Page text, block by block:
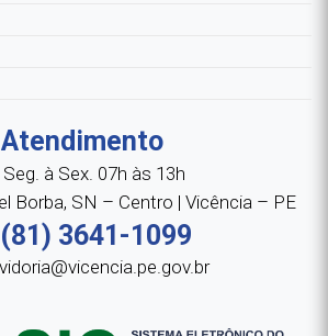
Atendimento
Seg. à Sex. 07h às 13h
Borba, SN – Centro | Vicência – PE
(81) 3641-1099